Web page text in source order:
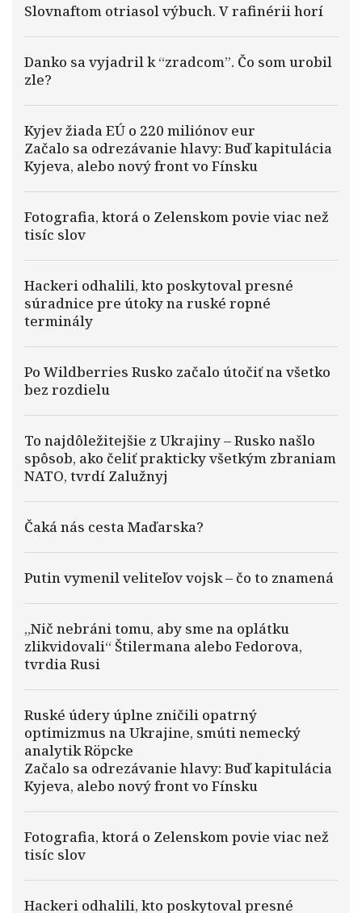
Slovnaftom otriasol výbuch. V rafinérii horí
Danko sa vyjadril k “zradcom”. Čo som urobil
zle?
Kyjev žiada EÚ o 220 miliónov eur
Začalo sa odrezávanie hlavy: Buď kapitulácia
Kyjeva, alebo nový front vo Fínsku
Fotografia, ktorá o Zelenskom povie viac než
tisíc slov
Hackeri odhalili, kto poskytoval presné
súradnice pre útoky na ruské ropné
terminály
Po Wildberries Rusko začalo útočiť na všetko
bez rozdielu
To najdôležitejšie z Ukrajiny – Rusko našlo
spôsob, ako čeliť prakticky všetkým zbraniam
NATO, tvrdí Zalužnyj
Čaká nás cesta Maďarska?
Putin vymenil veliteľov vojsk – čo to znamená
„Nič nebráni tomu, aby sme na oplátku
zlikvidovali“ Štilermana alebo Fedorova,
tvrdia Rusi
Ruské údery úplne zničili opatrný
optimizmus na Ukrajine, smúti nemecký
analytik Röpcke
Začalo sa odrezávanie hlavy: Buď kapitulácia
Kyjeva, alebo nový front vo Fínsku
Fotografia, ktorá o Zelenskom povie viac než
tisíc slov
Hackeri odhalili, kto poskytoval presné